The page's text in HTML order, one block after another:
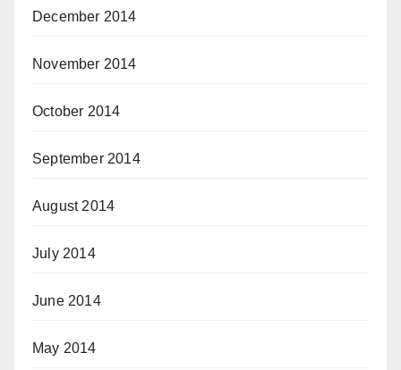
December 2014
November 2014
October 2014
September 2014
August 2014
July 2014
June 2014
May 2014